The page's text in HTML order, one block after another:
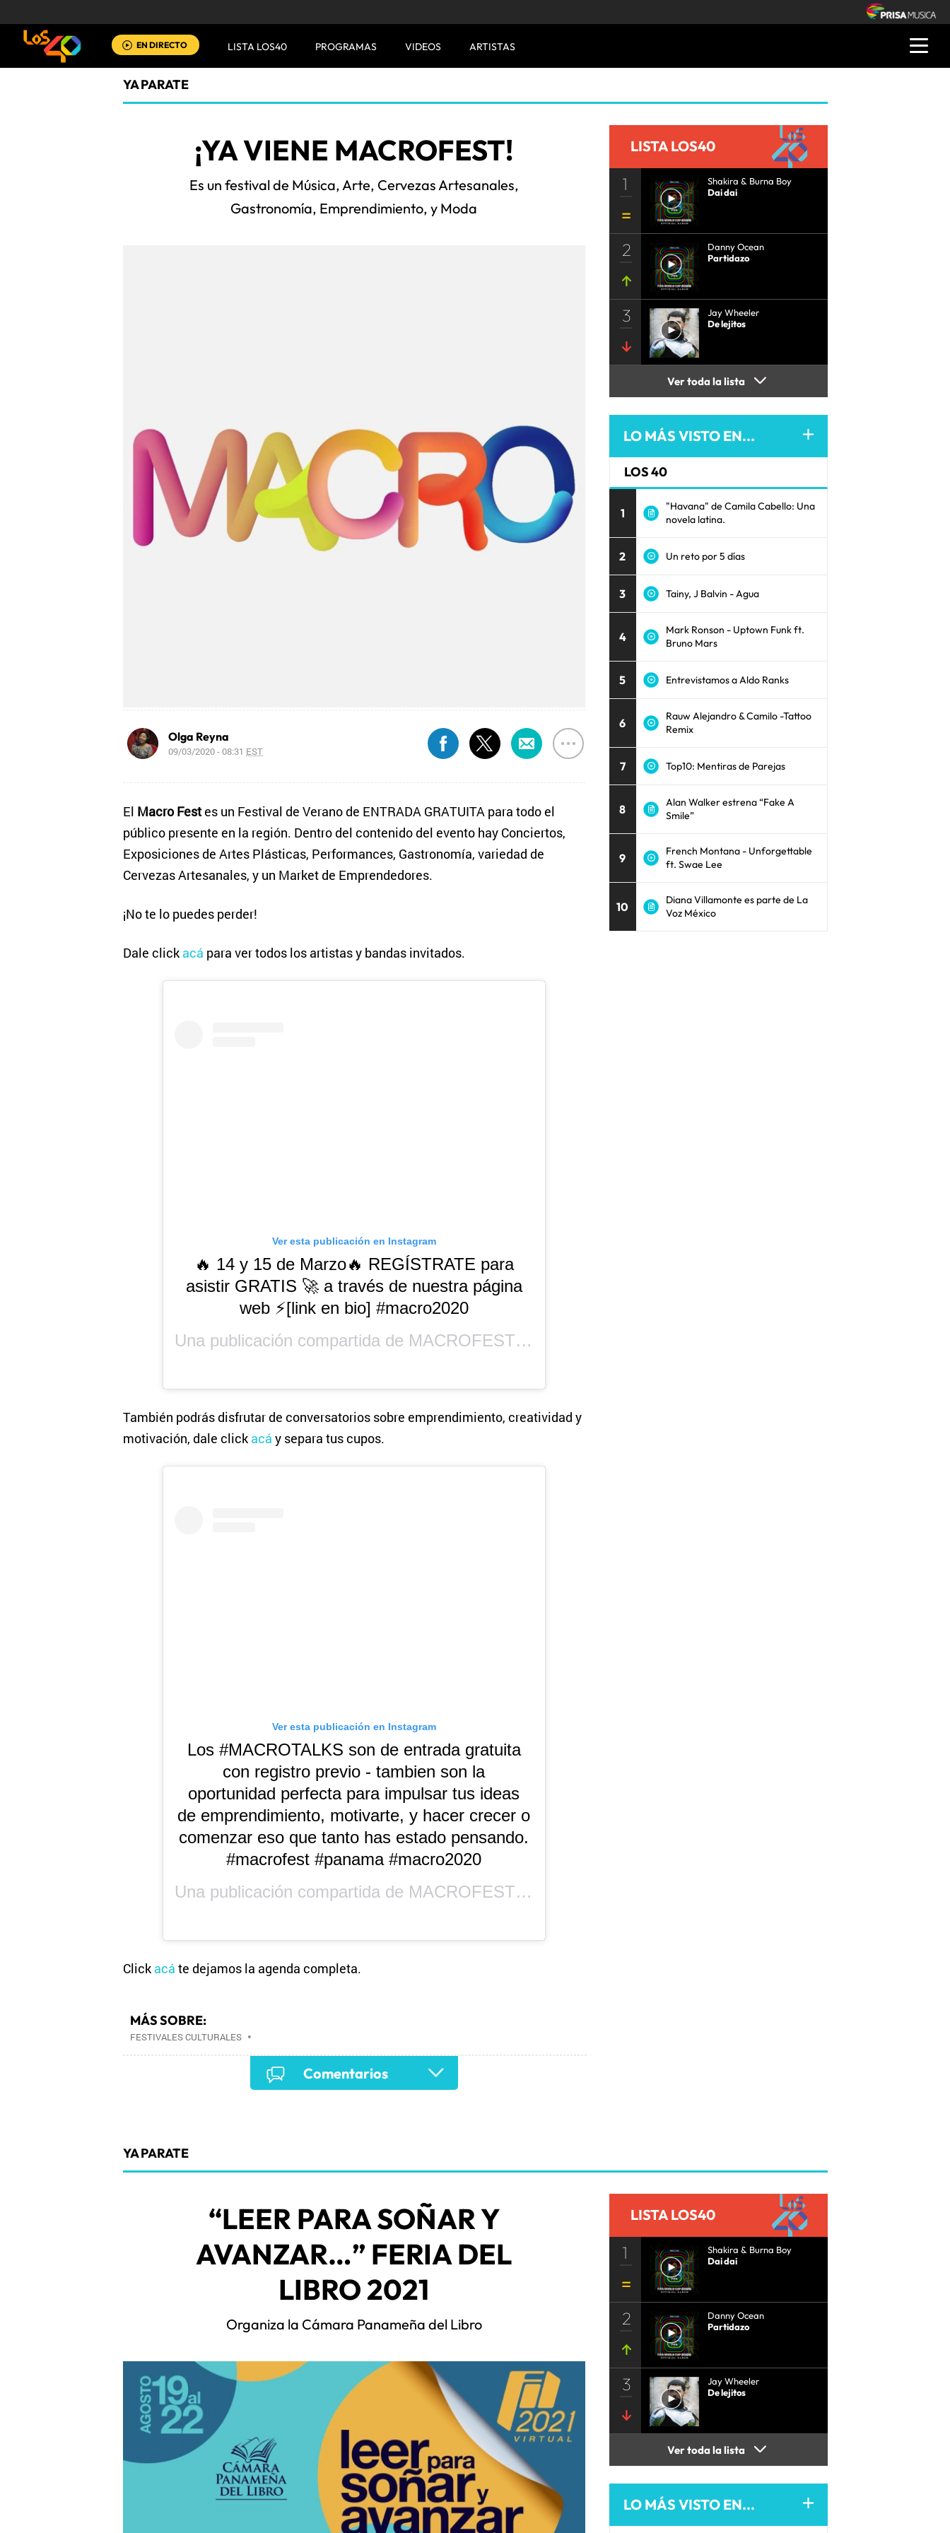
EN DIRECTO LISTA LOS40 PROGRAMAS VIDEOS ARTISTAS
YA PARATE
¡YA VIENE MACROFEST!
Es un festival de Música, Arte, Cervezas Artesanales,
Gastronomía, Emprendimiento, y Moda
Olga Reyna
09/03/2020 - 08:31 EST
El Macro Festes un Festival de Verano de ENTRADA GRATUITA para todo el
público presente en la región. Dentro del contenido del evento hay Conciertos,
Exposiciones de Artes Plásticas, Performances, Gastronomía, variedad de
Cervezas Artesanales, y un Market de Emprendedores.
¡No te lo puedes perder!
Dale click acá para ver todos los artistas y bandas invitados.
Ver esta publicación en Instagram
🔥 14 y 15 de Marzo🔥 REGÍSTRATE para
asistir GRATIS 🚀 a través de nuestra página
web ⚡️[link en bio] #macro2020
Una publicación compartida de MACROFEST(@macrofest) el
También podrás disfrutar de conversatorios sobre emprendimiento, creatividad y
motivación, dale click acá y separa tus cupos.
Ver esta publicación en Instagram
Los #MACROTALKS son de entrada gratuita
con registro previo - tambien son la
oportunidad perfecta para impulsar tus ideas
de emprendimiento, motivarte, y hacer crecer o
comenzar eso que tanto has estado pensando.
#macrofest #panama #macro2020
Una publicación compartida de MACROFEST(@macrofest) el
Click acá te dejamos la agenda completa.
MÁS SOBRE:
FESTIVALES CULTURALES•
Comentarios
LISTA LOS40
1
Shakira & Burna Boy
Dai dai
2
Danny Ocean
Partidazo
3
Jay Wheeler
De lejitos
Ver toda la lista
LO MÁS VISTO EN...
LOS 40
1
"Havana" de Camila Cabello: Una
novela latina.
2 Un reto por 5 días
3 Tainy, J Balvin - Agua
4
Mark Ronson - Uptown Funk ft.
Bruno Mars
5 Entrevistamos a Aldo Ranks
6
Rauw Alejandro & Camilo -Tattoo
Remix
7 Top10: Mentiras de Parejas
8
Alan Walker estrena “Fake A
Smile”
9
French Montana - Unforgettable
ft. Swae Lee
10
Diana Villamonte es parte de La
Voz México
YA PARATE
“LEER PARA SOÑAR Y
AVANZAR…” FERIA DEL
LIBRO 2021
Organiza la Cámara Panameña del Libro
LISTA LOS40
1
Shakira & Burna Boy
Dai dai
2
Danny Ocean
Partidazo
3
Jay Wheeler
De lejitos
Ver toda la lista
LO MÁS VISTO EN...